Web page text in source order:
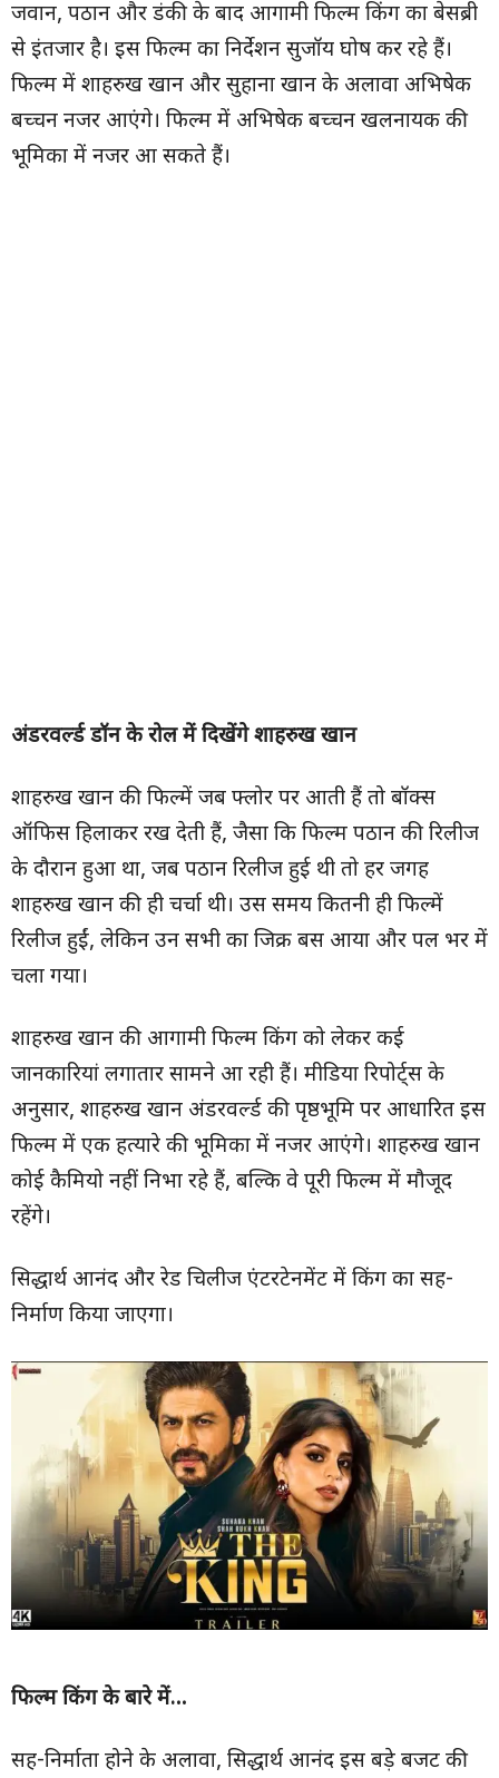
जवान, पठान और डंकी के बाद आगामी फिल्म किंग का बेसब्री
से इंतजार है। इस फिल्म का निर्देशन सुजॉय घोष कर रहे हैं।
फिल्म में शाहरुख खान और सुहाना खान के अलावा अभिषेक
बच्चन नजर आएंगे। फिल्म में अभिषेक बच्चन खलनायक की
भूमिका में नजर आ सकते हैं।
अंडरवर्ल्ड डॉन के रोल में दिखेंगे शाहरुख खान
शाहरुख खान की फिल्में जब फ्लोर पर आती हैं तो बॉक्स
ऑफिस हिलाकर रख देती हैं, जैसा कि फिल्म पठान की रिलीज
के दौरान हुआ था, जब पठान रिलीज हुई थी तो हर जगह
शाहरुख खान की ही चर्चा थी। उस समय कितनी ही फिल्में
रिलीज हुईं, लेकिन उन सभी का जिक्र बस आया और पल भर में
चला गया।
शाहरुख खान की आगामी फिल्म किंग को लेकर कई
जानकारियां लगातार सामने आ रही हैं। मीडिया रिपोर्ट्स के
अनुसार, शाहरुख खान अंडरवर्ल्ड की पृष्ठभूमि पर आधारित इस
फिल्म में एक हत्यारे की भूमिका में नजर आएंगे। शाहरुख खान
कोई कैमियो नहीं निभा रहे हैं, बल्कि वे पूरी फिल्म में मौजूद
रहेंगे।
सिद्धार्थ आनंद और रेड चिलीज एंटरटेनमेंट में किंग का सह-
निर्माण किया जाएगा।
फिल्म किंग के बारे में…
सह-निर्माता होने के अलावा, सिद्धार्थ आनंद इस बड़े बजट की